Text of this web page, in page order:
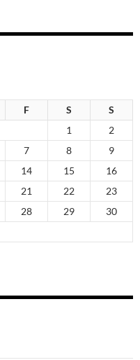
F S
S
1
2
7 8
9
14 15
16
21 22
23
28 29
30